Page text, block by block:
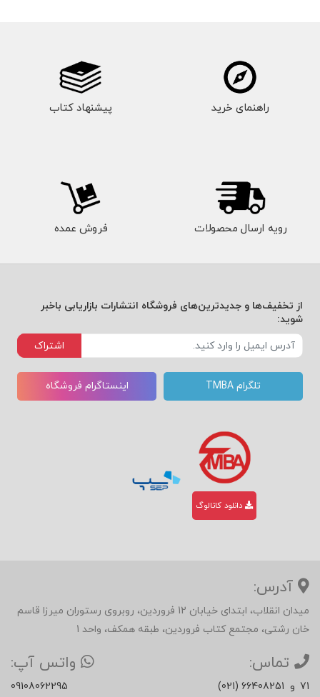
راهنمای خرید پیشنهاد کتاب
رویه ارسال محصولات فروش عمده
از تخفیف‌ها و جدیدترین‌های فروشگاه انتشارات بازاریابی باخبر
شوید:
اشتراک
تلگرام TMBA اینستاگرام فروشگاه
دانلود کاتالوگ
آدرس:
میدان انقلاب، ابتدای خیابان 12 فروردین، روبروی رستوران میرزا قاسم
خان رشتی، مجتمع کتاب فروردین، طبقه همکف، واحد 1
تماس:
(021) 66408251 و 71
واتس آپ:
09108062295